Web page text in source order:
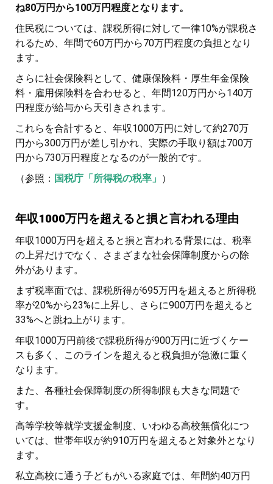
ね80万円から100万円程度となります。
住民税については、課税所得に対して一律10%が課税さ
れるため、年間で60万円から70万円程度の負担となり
ます。
さらに社会保険料として、健康保険料・厚生年金保険
料・雇用保険料を合わせると、年間120万円から140万
円程度が給与から天引きされます。
これらを合計すると、年収1000万円に対して約270万
円から300万円が差し引かれ、実際の手取り額は700万
円から730万円程度となるのが一般的です。
（参照： 国税庁「所得税の税率」 ）
年収1000万円を超えると損と言われる理由
年収1000万円を超えると損と言われる背景には、税率
の上昇だけでなく、さまざまな社会保障制度からの除
外があります。
まず税率面では、課税所得が695万円を超えると所得税
率が20%から23%に上昇し、さらに900万円を超えると
33%へと跳ね上がります。
年収1000万円前後で課税所得が900万円に近づくケー
スも多く、このラインを超えると税負担が急激に重く
なります。
また、各種社会保障制度の所得制限も大きな問題で
す。
高等学校等就学支援金制度、いわゆる高校無償化につ
いては、世帯年収が約910万円を超えると対象外となり
ます。
私立高校に通う子どもがいる家庭では、年間約40万円